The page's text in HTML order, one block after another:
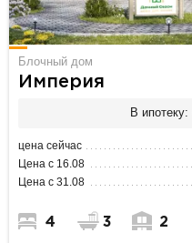
Блочный дом
Империя
В ипотеку:
цена сейчас
Цена с 16.08
Цена с 31.08
4 3 2